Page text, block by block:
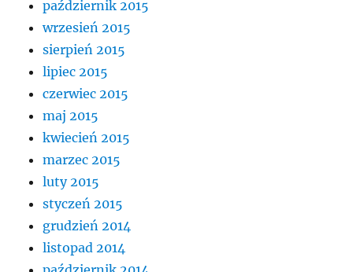
październik 2015
wrzesień 2015
sierpień 2015
lipiec 2015
czerwiec 2015
maj 2015
kwiecień 2015
marzec 2015
luty 2015
styczeń 2015
grudzień 2014
listopad 2014